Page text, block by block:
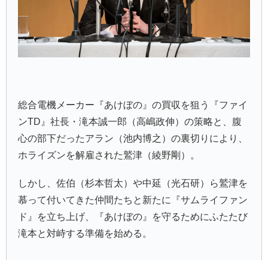
総合電機メーカー『あけぼの』の買収を狙う『ファイ
ンTD』社長・滝本誠一郎（高嶋政伸）の策略と、腹
心の部下だったアラン（池内博之）の裏切りにより、
ホライズンを解雇された鷲津（綾野剛）。
しかし、佐伯（杉本哲太）や中延（光石研）ら鷲津を
慕って付いてきた仲間たちと新たに『サムライファン
ド』を立ち上げ、『あけぼの』を守るためにふたたび
滝本と対峙する準備を始める。